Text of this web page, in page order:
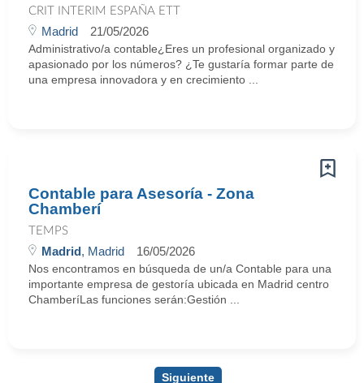
CRIT INTERIM ESPAÑA ETT
Madrid 21/05/2026
Administrativo/a contable¿Eres un profesional organizado y
apasionado por los números? ¿Te gustaría formar parte de
una empresa innovadora y en crecimiento ...
Contable para Asesoría - Zona
Chamberí
TEMPS
Madrid, Madrid 16/05/2026
Nos encontramos en búsqueda de un/a Contable para una
importante empresa de gestoría ubicada en Madrid centro
ChamberíLas funciones serán:Gestión ...
Siguiente